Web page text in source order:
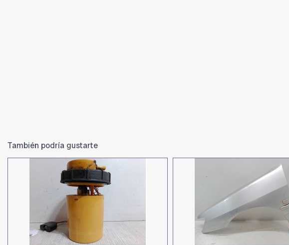
También podría gustarte